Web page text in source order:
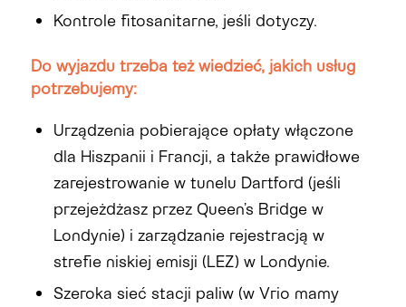
Kontrole fitosanitarne, jeśli dotyczy.
Do wyjazdu trzeba też wiedzieć, jakich usług
potrzebujemy:
Urządzenia pobierające opłaty włączone
dla Hiszpanii i Francji, a także prawidłowe
zarejestrowanie w tunelu Dartford (jeśli
przejeżdżasz przez Queen’s Bridge w
Londynie) i zarządzanie rejestracją w
strefie niskiej emisji (LEZ) w Londynie.
Szeroka sieć stacji paliw (w Vrio mamy